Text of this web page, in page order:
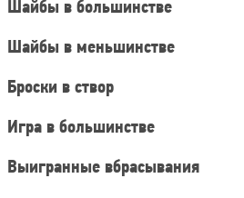
Шайбы в большинстве
Шайбы в меньшинстве
Броски в створ
Игра в большинстве
Выигранные вбрасывания